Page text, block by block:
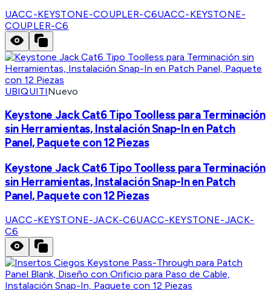
UACC-KEYSTONE-COUPLER-C6UACC-KEYSTONE-
COUPLER-C6
UBIQUITINuevo
Keystone Jack Cat6 Tipo Toolless para Terminación
sin Herramientas, Instalación Snap-In en Patch
Panel, Paquete con 12 Piezas
Keystone Jack Cat6 Tipo Toolless para Terminación
sin Herramientas, Instalación Snap-In en Patch
Panel, Paquete con 12 Piezas
UACC-KEYSTONE-JACK-C6UACC-KEYSTONE-JACK-
C6